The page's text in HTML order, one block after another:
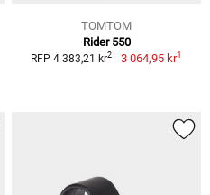
TOMTOM
Rider 550
RFP 4 383,21 kr2 3 064,95 kr1